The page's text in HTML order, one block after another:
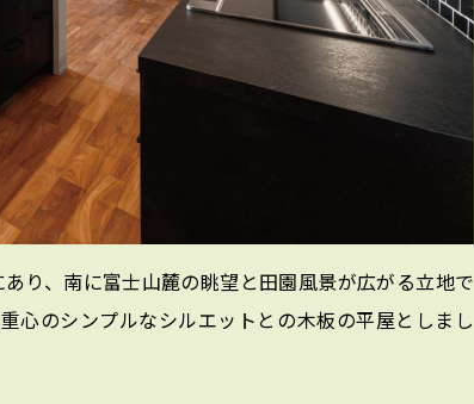
り、南に富士山麓の眺望と田園風景が広がる立地で
心のシンプルなシルエットとの木板の平屋としまし